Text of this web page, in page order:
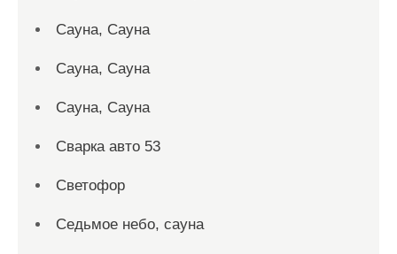
Сауна, Сауна
Сауна, Сауна
Сауна, Сауна
Сварка авто 53
Светофор
Седьмое небо, сауна